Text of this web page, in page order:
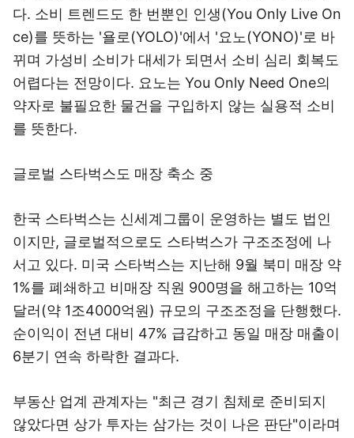
다. 소비 트렌드도 한 번뿐인 인생(You Only Live On
ce)를 뜻하는 '욜로(YOLO)'에서 '요노(YONO)'로 바
뀌며 가성비 소비가 대세가 되면서 소비 심리 회복도
어렵다는 전망이다. 요노는 You Only Need One의
약자로 불필요한 물건을 구입하지 않는 실용적 소비
를 뜻한다.
글로벌 스타벅스도 매장 축소 중
한국 스타벅스는 신세계그룹이 운영하는 별도 법인
이지만, 글로벌적으로도 스타벅스가 구조조정에 나
서고 있다. 미국 스타벅스는 지난해 9월 북미 매장 약
1%를 폐쇄하고 비매장 직원 900명을 해고하는 10억
달러(약 1조4000억원) 규모의 구조조정을 단행했다.
순이익이 전년 대비 47% 급감하고 동일 매장 매출이
6분기 연속 하락한 결과다.
부동산 업계 관계자는 "최근 경기 침체로 준비되지
않았다면 상가 투자는 삼가는 것이 나은 판단"이라며